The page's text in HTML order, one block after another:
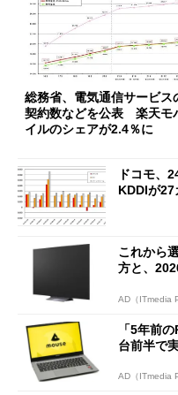
総務省、電気通信サービス
契約数などを公表 楽天モ
イルのシェアが2.4％に
ドコモ、
KDDIが
これから
方と、
AD（ITmedia
「5年前
台前半で
AD（ITmedia